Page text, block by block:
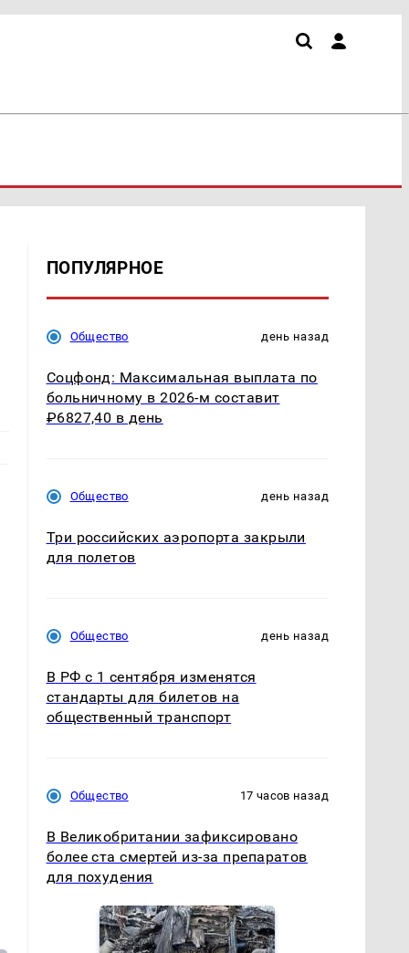
ПОПУЛЯРНОЕ
Общество день назад
Соцфонд: Максимальная выплата по
больничному в 2026-м составит
₽6827,40 в день
Общество день назад
Три российских аэропорта закрыли
для полетов
Общество день назад
В РФ с 1 сентября изменятся
стандарты для билетов на
общественный транспорт
Общество 17 часов назад
В Великобритании зафиксировано
более ста смертей из-за препаратов
для похудения